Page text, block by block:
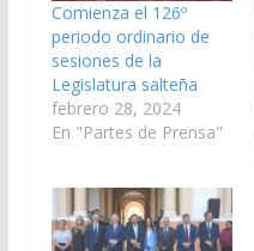
Comienza el 126º
periodo ordinario de
sesiones de la
Legislatura salteña
febrero 28, 2024
En "Partes de Prensa"